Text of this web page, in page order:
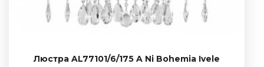
Люстра AL77101/6/175 A Ni Bohemia Ivele